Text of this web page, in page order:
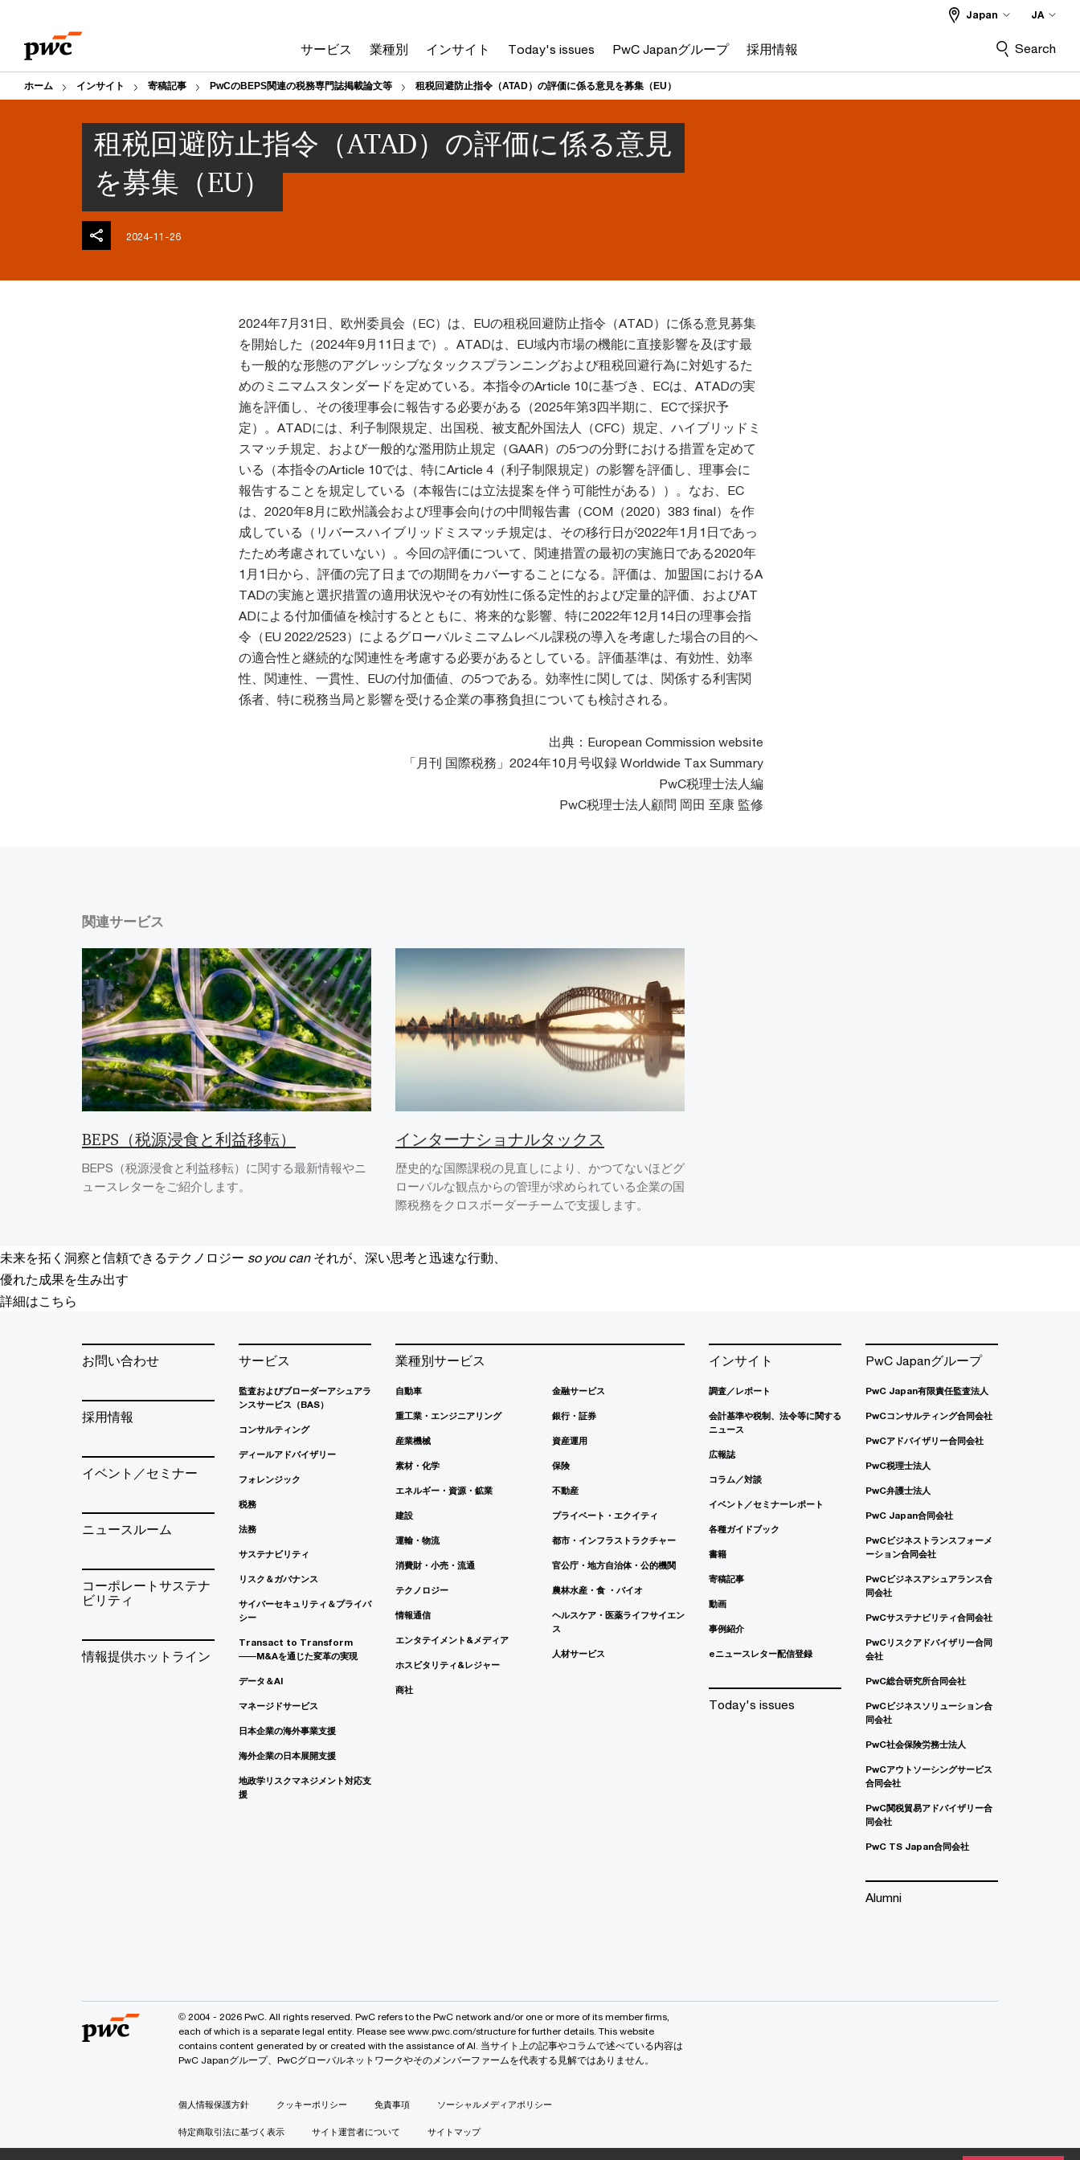
content
footer
サービス 業種別 インサイト Today's issues PwC Japanグループ 採用情報
Japan JA
Search
ホーム インサイト 寄稿記事 PwCのBEPS関連の税務専門誌掲載論文等 租税回避防止指令（ATAD）の評価に係る意見を募集（EU）
租税回避防止指令（ATAD）の評価に係る意見
を募集（EU）
2024-11-26
2024年7月31日、欧州委員会（EC）は、EUの租税回避防止指令（ATAD）に係る意見募集
を開始した（2024年9月11日まで）。ATADは、EU域内市場の機能に直接影響を及ぼす最
も一般的な形態のアグレッシブなタックスプランニングおよび租税回避行為に対処するた
めのミニマムスタンダードを定めている。本指令のArticle 10に基づき、ECは、ATADの実
施を評価し、その後理事会に報告する必要がある（2025年第3四半期に、ECで採択予
定）。ATADには、利子制限規定、出国税、被支配外国法人（CFC）規定、ハイブリッドミ
スマッチ規定、および一般的な濫用防止規定（GAAR）の5つの分野における措置を定めて
いる（本指令のArticle 10では、特にArticle 4（利子制限規定）の影響を評価し、理事会に
報告することを規定している（本報告には立法提案を伴う可能性がある））。なお、EC
は、2020年8月に欧州議会および理事会向けの中間報告書（COM（2020）383 final）を作
成している（リバースハイブリッドミスマッチ規定は、その移行日が2022年1月1日であっ
たため考慮されていない）。今回の評価について、関連措置の最初の実施日である2020年
1月1日から、評価の完了日までの期間をカバーすることになる。評価は、加盟国におけるA
TADの実施と選択措置の適用状況やその有効性に係る定性的および定量的評価、およびAT
ADによる付加価値を検討するとともに、将来的な影響、特に2022年12月14日の理事会指
令（EU 2022/2523）によるグローバルミニマムレベル課税の導入を考慮した場合の目的へ
の適合性と継続的な関連性を考慮する必要があるとしている。評価基準は、有効性、効率
性、関連性、一貫性、EUの付加価値、の5つである。効率性に関しては、関係する利害関
係者、特に税務当局と影響を受ける企業の事務負担についても検討される。
出典：European Commission website
「月刊 国際税務」2024年10月号収録 Worldwide Tax Summary
PwC税理士法人編
PwC税理士法人顧問 岡田 至康 監修
関連サービス
BEPS（税源浸食と利益移転）
BEPS（税源浸食と利益移転）に関する最新情報やニ
ュースレターをご紹介します。
インターナショナルタックス
歴史的な国際課税の見直しにより、かつてないほどグ
ローバルな観点からの管理が求められている企業の国
際税務をクロスボーダーチームで支援します。
未来を拓く洞察と信頼できるテクノロジー so you can それが、深い思考と迅速な行動、
優れた成果を生み出す
詳細はこちら
お問い合わせ
採用情報
イベント／セミナー
ニュースルーム
コーポレートサステナ
ビリティ
情報提供ホットライン
サービス
監査およびブローダーアシュアラ
ンスサービス（BAS）
コンサルティング
ディールアドバイザリー
フォレンジック
税務
法務
サステナビリティ
リスク＆ガバナンス
サイバーセキュリティ＆プライバ
シー
Transact to Transform
――M&Aを通じた変革の実現
データ＆AI
マネージドサービス
日本企業の海外事業支援
海外企業の日本展開支援
地政学リスクマネジメント対応支
援
業種別サービス
自動車
重工業・エンジニアリング
産業機械
素材・化学
エネルギー・資源・鉱業
建設
運輸・物流
消費財・小売・流通
テクノロジー
情報通信
エンタテイメント&メディア
ホスピタリティ&レジャー
商社
金融サービス
銀行・証券
資産運用
保険
不動産
プライベート・エクイティ
都市・インフラストラクチャー
官公庁・地方自治体・公的機関
農林水産・食 ・バイオ
ヘルスケア・医薬ライフサイエン
ス
人材サービス
インサイト
調査／レポート
会計基準や税制、法令等に関する
ニュース
広報誌
コラム／対談
イベント／セミナーレポート
各種ガイドブック
書籍
寄稿記事
動画
事例紹介
eニュースレター配信登録
Today's issues
PwC Japanグループ
PwC Japan有限責任監査法人
PwCコンサルティング合同会社
PwCアドバイザリー合同会社
PwC税理士法人
PwC弁護士法人
PwC Japan合同会社
PwCビジネストランスフォーメ
ーション合同会社
PwCビジネスアシュアランス合
同会社
PwCサステナビリティ合同会社
PwCリスクアドバイザリー合同
会社
PwC総合研究所合同会社
PwCビジネスソリューション合
同会社
PwC社会保険労務士法人
PwCアウトソーシングサービス
合同会社
PwC関税貿易アドバイザリー合
同会社
PwC TS Japan合同会社
Alumni
© 2004 - 2026 PwC. All rights reserved. PwC refers to the PwC network and/or one or more of its member firms,
each of which is a separate legal entity. Please see www.pwc.com/structure for further details. This website
contains content generated by or created with the assistance of AI. 当サイト上の記事やコラムで述べている内容は
PwC Japanグループ、PwCグローバルネットワークやそのメンバーファームを代表する見解ではありません。
個人情報保護方針 クッキーポリシー 免責事項 ソーシャルメディアポリシー
特定商取引法に基づく表示 サイト運営者について サイトマップ